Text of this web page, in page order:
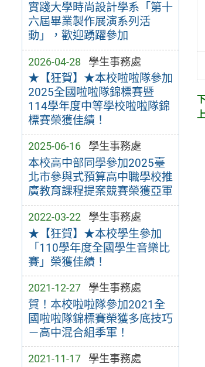
實踐大學時尚設計學系「第十
六屆畢業製作展演系列活
動」，歡迎踴躍參加
2026-04-28 學生事務處
★【狂賀】★本校啦啦隊參加
2025全國啦啦隊錦標賽暨
114學年度中等學校啦啦隊錦
標賽榮獲佳績！
2025-06-16 學生事務處
本校高中部同學參加2025臺
北市參與式預算高中職學校推
廣教育課程提案競賽榮獲亞軍
2022-03-22 學生事務處
★【狂賀】★本校學生參加
「110學年度全國學生音樂比
賽」榮獲佳績！
2021-12-27 學生事務處
賀！本校啦啦隊參加2021全
國啦啦隊錦標賽榮獲多底技巧
－高中混合組季軍！
2021-11-17 學生事務處